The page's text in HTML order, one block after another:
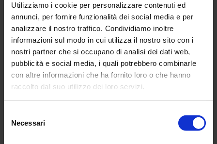
Utilizziamo i cookie per personalizzare contenuti ed
annunci, per fornire funzionalità dei social media e per
analizzare il nostro traffico. Condividiamo inoltre
informazioni sul modo in cui utilizza il nostro sito con i
nostri partner che si occupano di analisi dei dati web,
pubblicità e social media, i quali potrebbero combinarle
con altre informazioni che ha fornito loro o che hanno
raccolto dal suo utilizzo dei loro servizi.
delNecessari